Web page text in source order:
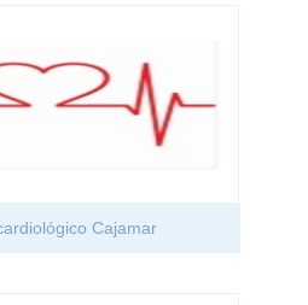
Cajamar